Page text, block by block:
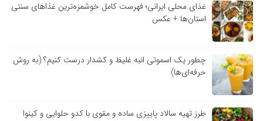
غذای محلی ایرانی؛ فهرست کامل خوشمزه‌ترین غذاهای سنتی
استان‌ها + عکس
چطور یک اسموتی انبه غلیظ و کشدار درست کنیم؟ (به روش
حرفه‌ای‌ها)
طرز تهیه سالاد پاییزی ساده و مقوی با کدو حلوایی و کینوا